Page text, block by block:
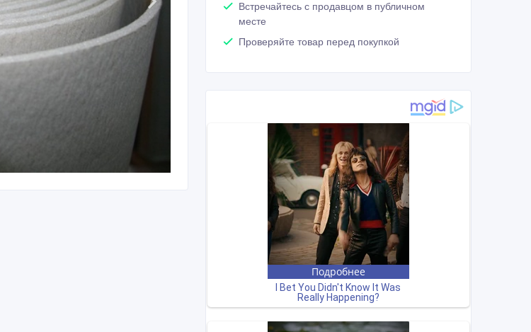
Встречайтесь с продавцом в публичном
месте
Проверяйте товар перед покупкой